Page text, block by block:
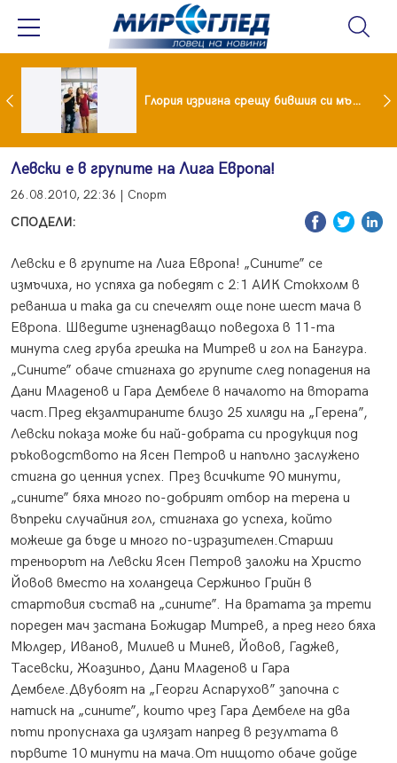
Мария и майка си построиха къща от 8000 стъклени бутилки Глория изригна срещу бившия си мъж: Беше със 120-килограмова жена! Искаше бърза печалба...
Левски е в групите на Лига Европа!
26.08.2010, 22:36 | Спорт
СПОДЕЛИ:
Левски е в групите на Лига Европа! „Сините” се
измъчиха, но успяха да победят с 2:1 АИК Стокхолм в
реванша и така да си спечелят още поне шест мача в
Европа. Шведите изненадващо поведоха в 11-та
минута след груба грешка на Митрев и гол на Бангура.
„Сините” обаче стигнаха до групите след попадения на
Дани Младенов и Гара Дембеле в началото на втората
част.Пред екзалтираните близо 25 хиляди на „Герена”,
Левски показа може би най-добрата си продукция под
ръководството на Ясен Петров и напълно заслужено
стигна до ценния успех. През всичките 90 минути,
„сините” бяха много по-добрият отбор на терена и
въпреки случайния гол, стигнаха до успеха, който
можеше да бъде и много по-изразителен.Старши
треньорът на Левски Ясен Петров заложи на Христо
Йовов вместо на холандеца Сержиньо Грийн в
стартовия състав на „сините”. На вратата за трети
пореден мач застана Божидар Митрев, а пред него бяха
Мюлдер, Иванов, Милиев и Минев, Йовов, Гаджев,
Тасевски, Жоазиньо, Дани Младенов и Гара
Дембеле.Двубоят на „Георги Аспарухов” започна с
натиск на „сините”, които чрез Гара Дембеле на два
пъти пропуснаха да излязат напред в резултата в
първите 10 минути на мача.От нищото обаче дойде